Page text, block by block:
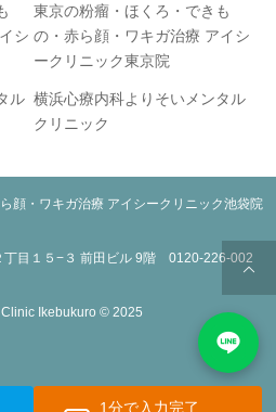
シ
東京の粉瘤・ほくろ・できも
の・赤ら顔・ワキガ治療 アイシ
ークリニック東京院
ル 横浜心療内科よりそいメンタル
クリニック
顔・ワキガ治療 アイシークリニック池袋院
丁目１５−３ 前田ビル 9階 0120-226-002
Ikebukuro © 2025
1分で入力完了